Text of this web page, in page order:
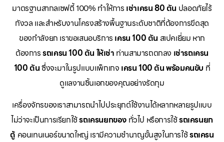
มาตรฐานสากลเซฟตี้ 100% ทำให้การ เช่าเครน 80 ตัน ปลอดภัยไร้
กังวล และสำหรับงานโครงสร้างพื้นฐานระดับชาติที่ต้องการขีดสุด
ของกำลังยก เราขอเสนอบริการ เครน 100 ตัน สเปคเยี่ยม หาก
ต้องการรถเครน 100 ตัน ให้เช่า ท่านสามารถตกลง เช่ารถเครน
100 ตันซึ่งจะมาในรูปแบบแพ็กเกจ เครน 100 ตัน พร้อมคนขับ ที่
ดูแลงานชิ้นเอกของคุณอย่างรัดกุม
เครื่องจักรของเราสามารถนำไปประยุกต์ใช้งานได้หลากหลายรูปแบบ
ไม่ว่าจะเป็นการเรียกใช้รถเครนยกของ ทั่วไป หรือการใช้รถเครนยก
ตู้ คอนเทนเนอร์ขนาดใหญ่ เรามีความชำนาญขั้นสูงในการใช้รถเครน